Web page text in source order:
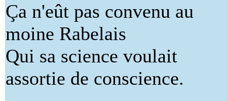
Ça n'eût pas convenu au
moine Rabelais
Qui sa science voulait
assortie de conscience.